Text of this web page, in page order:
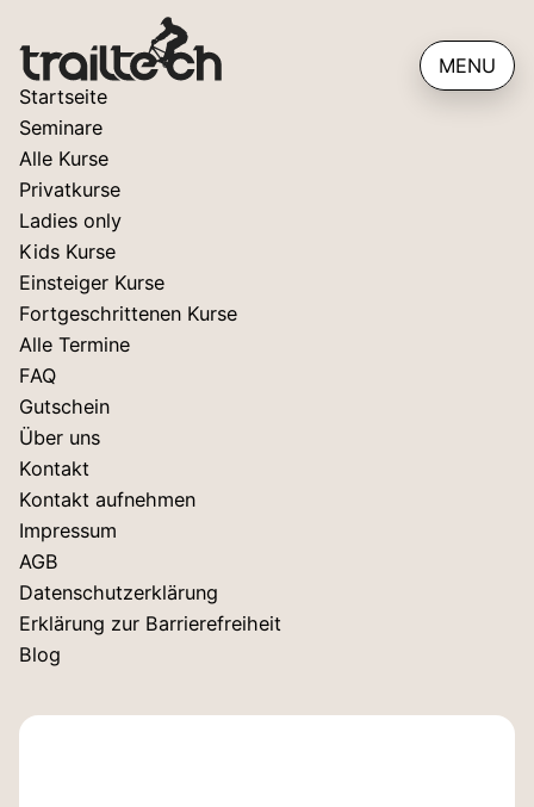
MENU
Startseite
Seminare
Alle Kurse
Privatkurse
Ladies only
Kids Kurse
Einsteiger Kurse
Fortgeschrittenen Kurse
Alle Termine
FAQ
Gutschein
Über uns
Kontakt
Kontakt aufnehmen
Impressum
AGB
Datenschutzerklärung
Erklärung zur Barrierefreiheit
Blog